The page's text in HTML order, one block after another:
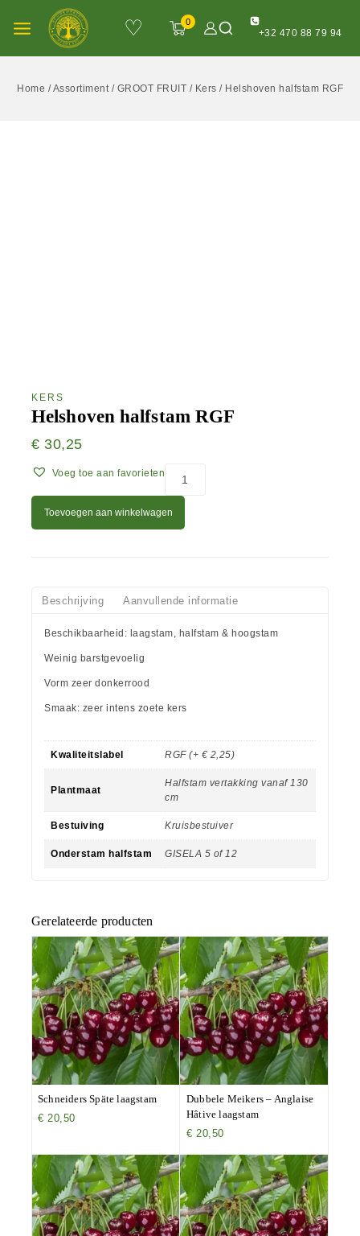
♡ 0
+32 470 88 79 94
Home / Assortiment / GROOT FRUIT / Kers / Helshoven halfstam RGF
KERS
Helshoven halfstam RGF
€ 30,25
Voeg toe aan favorieten
Toevoegen aan winkelwagen
Beschrijving Aanvullende informatie
Beschikbaarheid: laagstam, halfstam & hoogstam
Weinig barstgevoelig
Vorm zeer donkerrood
Smaak: zeer intens zoete kers
Kwaliteitslabel RGF (+ € 2,25)
Plantmaat
Halfstam vertakking vanaf 130
cm
Bestuiving Kruisbestuiver
Onderstam halfstam GISELA 5 of 12
Gerelateerde producten
Schneiders Späte laagstam
€ 20,50
Dubbele Meikers – Anglaise
Hâtive laagstam
€ 20,50